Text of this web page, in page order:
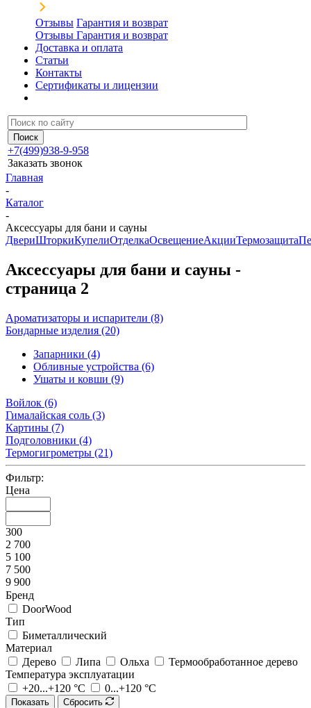
Отзывы Гарантия и возврат
Отзывы Гарантия и возврат
Доставка и оплата
Статьи
Контакты
Сертификаты и лицензии
+7(499)938-9-958
Заказать звонок
Главная
-
Каталог
-
Аксессуары для бани и сауны
ДвериШторкиКупелиОтделкаОсвещениеАкцииТермозащита
Аксессуары для бани и сауны -
страница 2
Ароматизаторы и испарители (8)
Бондарные изделия (20)
Запарники (4)
Обливные устройства (6)
Ушаты и ковши (9)
Войлок (6)
Гималайская соль (3)
Картины (7)
Подголовники (4)
Термогигрометры (21)
Фильтр:
Цена
300
2 700
5 100
7 500
9 900
Бренд
DoorWood
Тип
Биметаллический
Материал
Дерево
Липа Ольха
Термообработанное дерево
Температура эксплуатации
+20...+120 °С
0...+120 °С
Показать Сбросить